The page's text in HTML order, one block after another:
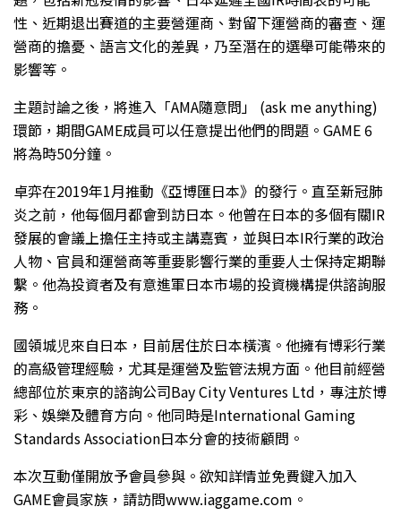
性、近期退出賽道的主要營運商、對留下運營商的審查、運
營商的擔憂、語言文化的差異，乃至潛在的選舉可能帶來的
影響等。
主題討論之後，將進入「AMA隨意問」 (ask me anything)
環節，期間GAME成員可以任意提出他們的問題。GAME 6
將為時50分鐘。
卓弈在2019年1月推動《亞博匯日本》的發行。直至新冠肺
炎之前，他每個月都會到訪日本。他曾在日本的多個有關IR
發展的會議上擔任主持或主講嘉賓，並與日本IR行業的政治
人物、官員和運營商等重要影響行業的重要人士保持定期聯
繫。他為投資者及有意進軍日本市場的投資機構提供諮詢服
務。
國領城児來自日本，目前居住於日本橫濱。他擁有博彩行業
的高級管理經驗，尤其是運營及監管法規方面。他目前經營
總部位於東京的諮詢公司Bay City Ventures Ltd，專注於博
彩、娛樂及體育方向。他同時是International Gaming
Standards Association日本分會的技術顧問。
本次互動僅開放予會員參與。欲知詳情並免費鍵入加入
GAME會員家族，請訪問www.iaggame.com。